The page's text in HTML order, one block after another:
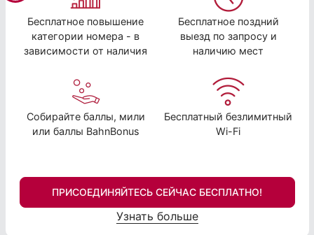
Бесплатное повышение
категории номера - в
зависимости от наличия
Бесплатное поздний
выезд по запросу и
наличию мест
Собирайте баллы, мили
или баллы BahnBonus
Бесплатный безлимитный
Wi-Fi
ПРИСОЕДИНЯЙТЕСЬ СЕЙЧАС БЕСПЛАТНО!
Узнать больше